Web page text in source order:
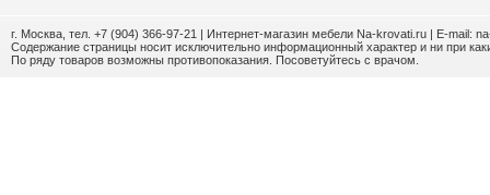
г. Москва, тел. +7 (904) 366-97-21 | Интернет-магазин мебели Na-krovati.ru | E-mail:
Содержание страницы носит исключительно информационный характер и ни при
По ряду товаров возможны противопоказания. Посоветуйтесь с врачом.